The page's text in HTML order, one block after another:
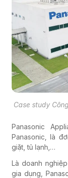
Case study
Panasonic
Panasonic, là
giặt, tủ lạnh,…
Là doanh
gia dụng,